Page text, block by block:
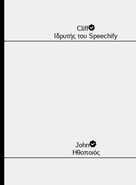
Cliff
Ιδρυτής του Speechify
John
Ηθοποιός